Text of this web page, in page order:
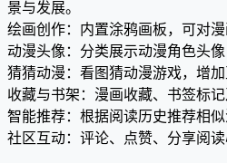
景与发展。
绘画创作：内置涂鸦画板，可对
动漫头像：分类展示动漫角色头像
猜猜动漫：看图猜动漫游戏，增加
收藏与书架：漫画收藏、书签标记
智能推荐：根据阅读历史推荐相似
社区互动：评论、点赞、分享阅读